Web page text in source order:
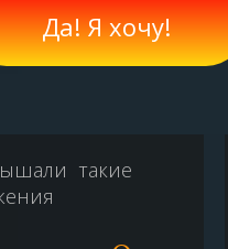
Да! Я хочу!
такие